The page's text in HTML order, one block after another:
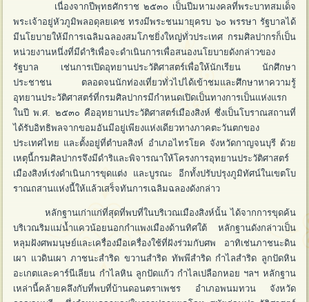
เนื่องจากปีพุทธศักราช ๒๕๓๐ เป็นปีมหามงคลที่พระบาทสมเด็จ
พระเจ้าอยู่หัวภูมิพลอดุลยเดช ทรงมีพระชนมายุครบ ๖๐ พรรษา รัฐบาลได้
มีนโยบายให้มีการเฉลิมฉลองสมโภชยิ่งใหญ่ทั่วประเทศ กรมศิลปากรก็เป็น
หน่วยงานหนึ่งที่มีดำริเพื่อจะดำเนินการเพื่อสนองนโยบายดังกล่าวของ
รัฐบาล เช่นการเปิดอุทยานประวัติศาสตร์เพื่อให้นักเรียน นักศึกษา
ประชาชน ตลอดจนนักท่องเที่ยวทั่วไปได้เข้าชมและศึกษาหาความรู้
อุทยานประวัติศาสตร์ที่กรมศิลปากรมีกำหนดเปิดเป็นทางการเป็นแห่งแรก
ในปี พ.ศ. ๒๕๓๐ คืออุทยานประวัติศาสตร์เมืองสิงห์ ซึ่งเป็นโบราณสถานที่
ได้รับอิทธิพลจากขอมอันมีอยู่เพียงแห่งเดียวทางภาคตะวันตกของ
ประเทศไทย และตั้งอยู่ที่ตำบลสิงห์ อำเภอไทรโยค จังหวัดกาญจนบุรี ด้วย
เหตุนี้กรมศิลปากรจึงมีดำริและพิจารณาให้โครงการอุทยานประวัติศาสตร์
เมืองสิงห์เร่งดำเนินการขุดแต่ง และบูรณะ อีกทั้งปรับปรุงภูมิทัศน์ในเขตโบ
ราณถสานแห่งนี้ให้แล้วเสร็จทันการเฉลิมฉลองดังกล่าว
หลักฐานเก่าแก่ที่สุดที่พบที่ในบริเวณเมืองสิงห์นั้น ได้จากการขุดค้น
บริเวณริมแม่น้ำแควน้อยนอกกำแพงเมืองด้านทิศใต้ หลักฐานดังกล่าวเป็น
หลุมฝังศพมนุษย์และเครื่องมือเครื่องใช้ที่ฝังร่วมกับศพ อาทิเช่นภาชนะดิน
เผา แวดินเผา ภาชนะสำริด ขวานสำริด ทัพพีสำริด กำไลสำริด ลูกปัดหิน
อะเกตและคาร์นีเลียน กำไลหิน ลูกปัดแก้ว กำไลเปลือกหอย ฯลฯ หลักฐาน
เหล่านี้คล้ายคลึงกับที่พบที่บ้านดอนตราเพชร อำเภอพนมทวน จังหวัด